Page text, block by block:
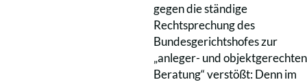
gegen die ständige
Rechtsprechung des
Bundesgerichtshofes zur
„anleger- und objektgerechten
Beratung“ verstößt: Denn im